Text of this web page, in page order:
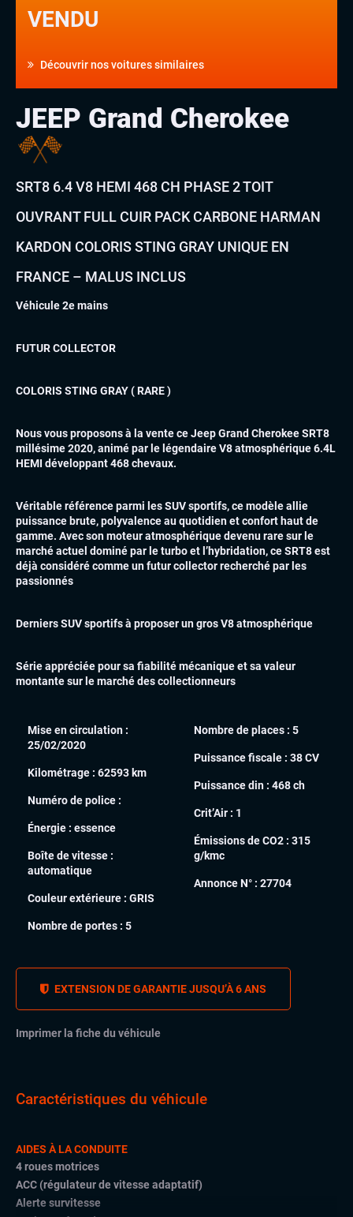
VENDU
Découvrir nos voitures similaires
JEEP Grand Cherokee
SRT8 6.4 V8 HEMI 468 CH PHASE 2 TOIT
OUVRANT FULL CUIR PACK CARBONE HARMAN
KARDON COLORIS STING GRAY UNIQUE EN
FRANCE – MALUS INCLUS
Véhicule 2e mains
FUTUR COLLECTOR
COLORIS STING GRAY ( RARE )
Nous vous proposons à la vente ce Jeep Grand Cherokee SRT8
millésime 2020, animé par le légendaire V8 atmosphérique 6.4L
HEMI développant 468 chevaux.
Véritable référence parmi les SUV sportifs, ce modèle allie
puissance brute, polyvalence au quotidien et confort haut de
gamme. Avec son moteur atmosphérique devenu rare sur le
marché actuel dominé par le turbo et l’hybridation, ce SRT8 est
déjà considéré comme un futur collector recherché par les
passionnés
Derniers SUV sportifs à proposer un gros V8 atmosphérique
Série appréciée pour sa fiabilité mécanique et sa valeur
montante sur le marché des collectionneurs
Mise en circulation :
25/02/2020
Kilométrage : 62593 km
Numéro de police :
Énergie : essence
Boîte de vitesse :
automatique
Couleur extérieure : GRIS
Nombre de portes : 5
Nombre de places : 5
Puissance fiscale : 38 CV
Puissance din : 468 ch
Crit’Air : 1
Émissions de CO2 : 315
g/kmc
Annonce N° : 27704
EXTENSION DE GARANTIE JUSQU’À 6 ANS
Imprimer la fiche du véhicule
Caractéristiques du véhicule
AIDES À LA CONDUITE
4 roues motrices
ACC (régulateur de vitesse adaptatif)
Alerte survitesse